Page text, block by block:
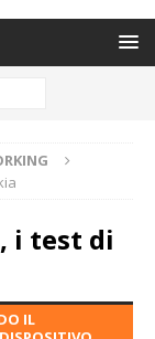
i test di
IL